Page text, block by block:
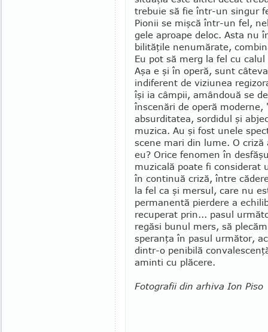
trebuie să fie într-un singur
Pionii se mişcă într-un fel,
ge­le aproape deloc. As­­ta nu
bi­li­tă­ţile nenu­mărate,
Eu pot să merg la fel cu
Aşa e şi în operă, sunt
indiferent de viziunea
îşi ia câmpii, amân­două se
înscenări de operă
absurditatea, sordidul şi
muzica. Au şi fost unele
scene mari din lume. O criză
eu? Orice feno­men în
muzicală poate fi con­siderat
în con­tinuă criză, între
la fel ca şi mer­sul, care nu
permanentă pierdere a
recuperat prin... pasul
re­găsi bunul mers, să
speranţa în pasul următor,
din­tr-o penibilă
aminti cu plăcere.
Fotografii din arhiva Ion Piso